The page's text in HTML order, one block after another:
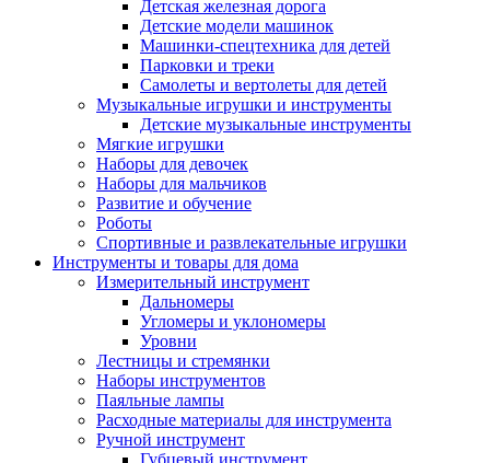
Детская железная дорога
Детские модели машинок
Машинки-спецтехника для детей
Парковки и треки
Самолеты и вертолеты для детей
Музыкальные игрушки и инструменты
Детские музыкальные инструменты
Мягкие игрушки
Наборы для девочек
Наборы для мальчиков
Развитие и обучение
Роботы
Спортивные и развлекательные игрушки
Инструменты и товары для дома
Измерительный инструмент
Дальномеры
Угломеры и уклономеры
Уровни
Лестницы и стремянки
Наборы инструментов
Паяльные лампы
Расходные материалы для инструмента
Ручной инструмент
Губцевый инструмент